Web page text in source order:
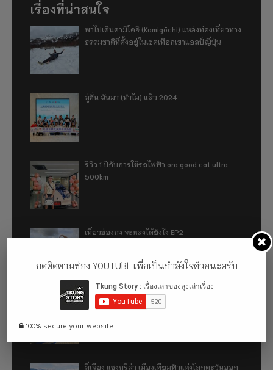
เรื่องที่น่าสนใจ
พาไปเดินคามิโคจิ (Kamigōchi) แหล่งท่องเที่ยวทาง
ธรรมชาติที่ตั้งอยู่ในเขตเทือกเขาแอลป์ญี่ปุ่น
อู่ฮั่น ฉันมา (ทำไม) แล้ว 2024
รีวิว 1 ปีกับการใช้รถไฟฟ้า ora good cat ultra
500km
เที่ยวฮ่องกง จะหลงได้ยังไง EP2
เที่ยวฮ่องกง จะหลงได้ยังไง EP1
ลี่เจียง แชงกรีล่า เมืองเทียมฟ้าแห่งโลกตะวันออก
กดติดตามช่อง YOUTUBE เพื่อเป็นกำลังใจด้วยนะครับ
100% secure your website.